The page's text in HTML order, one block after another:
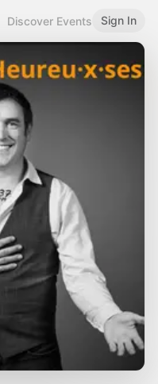
Discover Events Sign In